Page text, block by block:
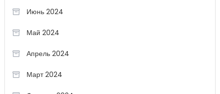
Июнь 2024
Май 2024
Апрель 2024
Март 2024